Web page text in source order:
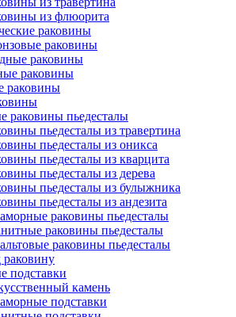
из флюорита
раковины
раковины
раковины
раковины
раковины
раковины пьедесталы
пьедесталы из травертина
пьедесталы из оникса
пьедесталы из кварцита
пьедесталы из дерева
пьедесталы из булыжника
пьедесталы из андезита
раковины пьедесталы
раковины пьедесталы
раковины пьедесталы
подставки
камень
подставки